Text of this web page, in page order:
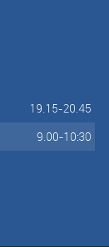
19.15-20.45
9.00-10:30